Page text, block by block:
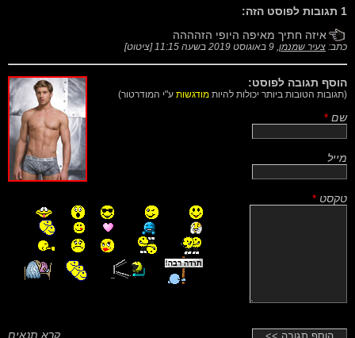
1 תגובות לפוסט הזה:
איזה חתיך מאיפה היופי הזהההה
כתב: צעיר שמנמן, 9 באוגוסט 2019 בשעה 11:15 [ציטוט]
הוסף תגובה לפוסט:
(תגובות הטובות ביותר יכולות להיות מודגשות ע"י המודרטור)
שם *
מייל
טקסט *
קרא תנאים